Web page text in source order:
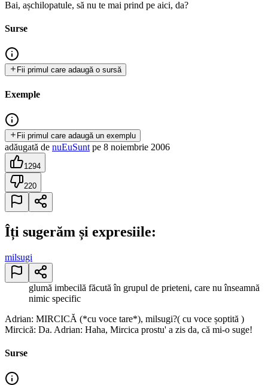
Bai, așchilopatule, să nu te mai prind pe aici, da?
Surse
Fii primul care adaugă o sursă
Exemple
Fii primul care adaugă un exemplu
adăugată de nuEuSunt pe 8 noiembrie 2006
1294
220
Îți sugerăm și expresiile:
milsugi
glumă imbecilă făcută în grupul de prieteni, care nu înseamnă
nimic specific
Adrian: MIRCICĂ (*cu voce tare*), milsugi?( cu voce șoptită )
Mircică: Da. Adrian: Haha, Mircica prostu' a zis da, că mi-o suge!
Surse